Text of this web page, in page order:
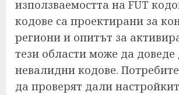
използваемостта на FUT
кодове са проектирани за
региони и опитът за
тези области може да
невалидни кодове.
да проверят дали